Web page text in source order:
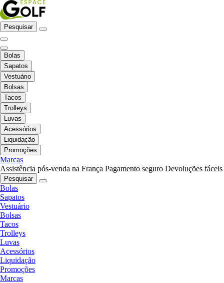
Pesquisar
Bolas
Sapatos
Vestuário
Bolsas
Tacos
Trolleys
Luvas
Acessórios
Liquidação
Promoções
Marcas
Assistência pós-venda na França Pagamento seguro Devoluções fáceis
Pesquisar
Bolas
Sapatos
Vestuário
Bolsas
Tacos
Trolleys
Luvas
Acessórios
Liquidação
Promoções
Marcas